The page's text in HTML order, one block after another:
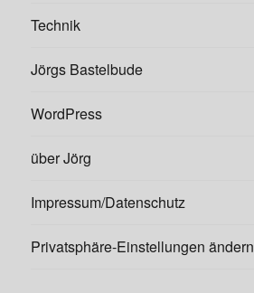
Technik
Jörgs Bastelbude
WordPress
über Jörg
Impressum/Datenschutz
Privatsphäre-Einstellungen ändern